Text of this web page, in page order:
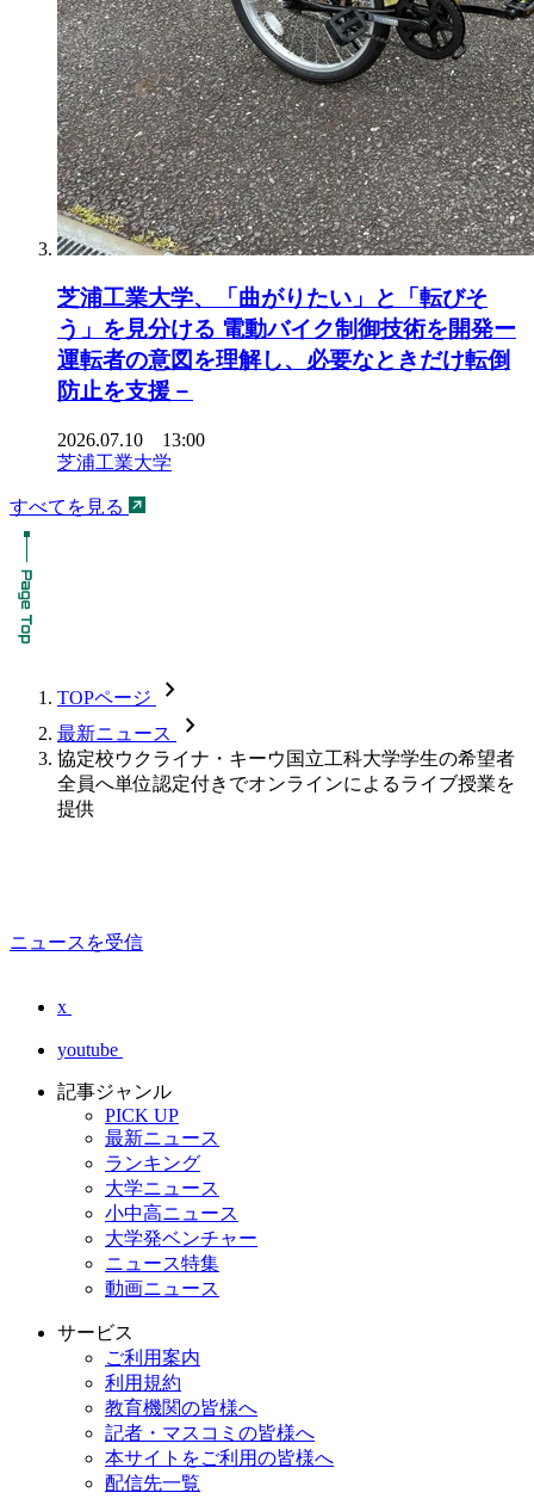
芝浦工業大学、「曲がりたい」と「転びそ
う」を見分ける 電動バイク制御技術を開発ー
運転者の意図を理解し、必要なときだけ転倒
防止を支援－
2026.07.10 13:00
芝浦工業大学
すべてを見る
TOPページ chevron_forward
最新ニュース chevron_forward
協定校ウクライナ・キーウ国立工科大学学生の希望者
全員へ単位認定付きでオンラインによるライブ授業を
提供
ニュースを受信
x
youtube
記事ジャンル
PICK UP
最新ニュース
ランキング
大学ニュース
小中高ニュース
大学発ベンチャー
ニュース特集
動画ニュース
サービス
ご利用案内
利用規約
教育機関の皆様へ
記者・マスコミの皆様へ
本サイトをご利用の皆様へ
配信先一覧